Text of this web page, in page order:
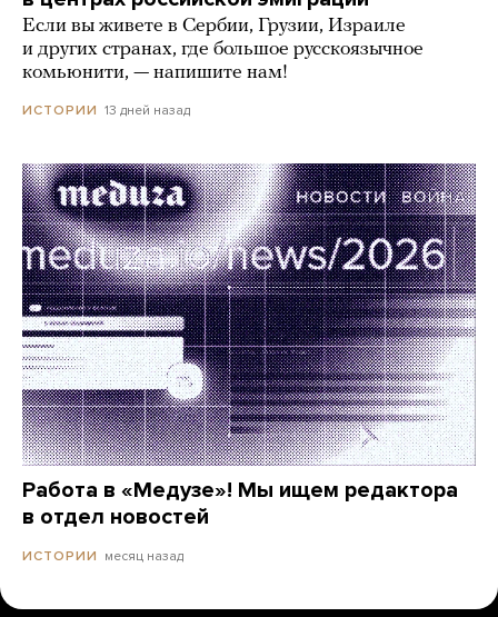
Если вы живете в Сербии, Грузии, Израиле
и других странах, где большое русскоязычное
комьюнити, — напишите нам!
ИСТОРИИ 13 дней назад
Работа в «Медузе»! Мы ищем редактора
в отдел новостей
ИСТОРИИ месяц назад